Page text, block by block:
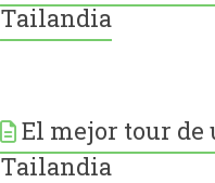
Tailandia
El mejor tour de
Tailandia